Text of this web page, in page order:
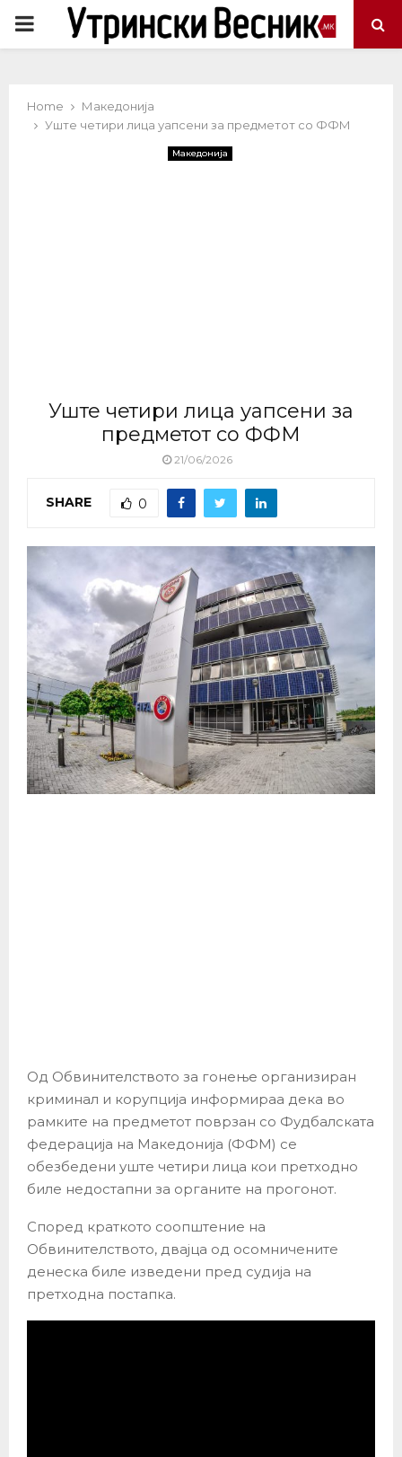
PRIMARY
Home
Македонија
Уште четири лица уапсени за предметот со ФФМ
Македонија
Уште четири лица уапсени за
предметот со ФФМ
21/06/2026
SHARE 0
Од Обвинителството за гонење организиран
криминал и корупција информираа дека во
рамките на предметот поврзан со Фудбалската
федерација на Македонија (ФФМ) се
обезбедени уште четири лица кои претходно
биле недостапни за органите на прогонот.
Според краткото соопштение на
Обвинителството, двајца од осомничените
денеска биле изведени пред судија на
претходна постапка.